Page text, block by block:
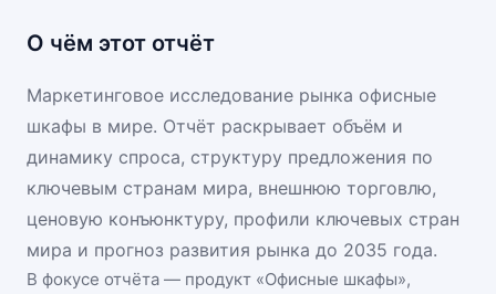
О чём этот отчёт
Маркетинговое исследование рынка офисные
шкафы в мире. Отчёт раскрывает объём и
динамику спроса, структуру предложения по
ключевым странам мира, внешнюю торговлю,
ценовую конъюнктуру, профили ключевых стран
мира и прогноз развития рынка до 2035 года.
В фокусе отчёта — продукт «Офисные шкафы»,